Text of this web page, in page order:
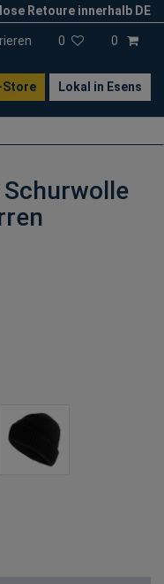
Retoure innerhalb DE
0 0
Store Lokal in Esens